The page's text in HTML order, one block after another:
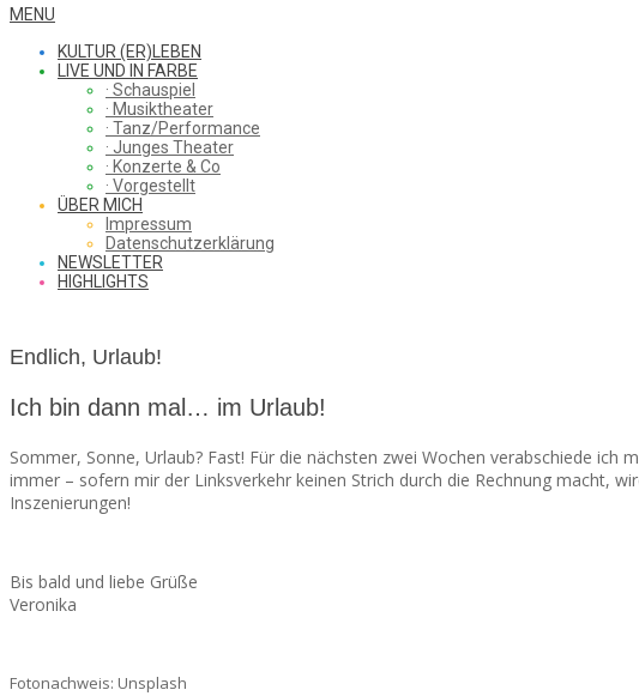
WHAT
SAW
FROM
THE
CHEAP
SEATS
Secondary
Menu
MENU
KULTUR (ER)LEBEN
LIVE UND IN FARBE
· Schauspiel
· Musiktheater
· Tanz/Performance
· Junges Theater
· Konzerte & Co
· Vorgestellt
ÜBER MICH
Impressum
Datenschutzerklärung
NEWSLETTER
HIGHLIGHTS
Endlich, Urlaub!
Ich bin dann mal… im Urlaub!
Sommer, Sonne, Urlaub? Fast! Für die nächsten zwei Wochen verabschiede ich
immer – sofern mir der Linksverkehr keinen Strich durch die Rechnung macht,
Inszenierungen!
Bis bald und liebe Grüße
Veronika
Fotonachweis: Unsplash